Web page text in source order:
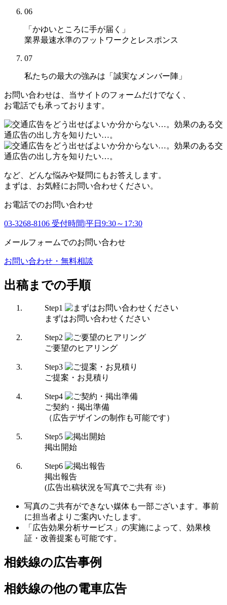
06
「かゆいところに手が届く」
業界最速水準のフットワークとレスポンス
07
私たちの最大の強みは 「誠実なメンバー陣」
お問い合わせは、当サイトのフォームだけでなく、
お電話でも承っております。
など、どんな悩みや疑問にもお答えします。
まずは、お気軽にお問い合わせください。
お電話でのお問い合わせ
03-3268-8106 受付時間|平日9:30～17:30
メールフォームでのお問い合わせ
お問い合わせ・無料相談
出稿までの手順
Step1
まずはお問い合わせください
Step2
ご要望のヒアリング
Step3
ご提案・お見積り
Step4
ご契約・掲出準備
（広告デザインの制作も可能です）
Step5
掲出開始
Step6
掲出報告
(広告出稿状況を写真でご共有 ※)
写真のご共有ができない媒体も一部ございます。事前
に担当者よりご案内いたします。
「広告効果分析サービス」の実施によって、効果検
証・改善提案も可能です。
相鉄線の広告事例
相鉄線の他の電車広告